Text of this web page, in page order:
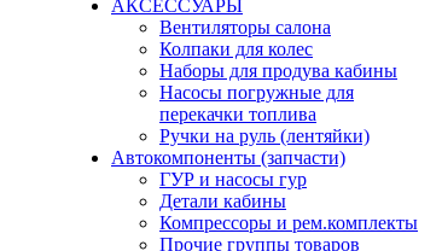
АКСЕССУАРЫ
Вентиляторы салона
Колпаки для колес
Наборы для продува кабины
Насосы погружные для
перекачки топлива
Ручки на руль (лентяйки)
Автокомпоненты (запчасти)
ГУР и насосы гур
Детали кабины
Компрессоры и рем.комплекты
Прочие группы товаров